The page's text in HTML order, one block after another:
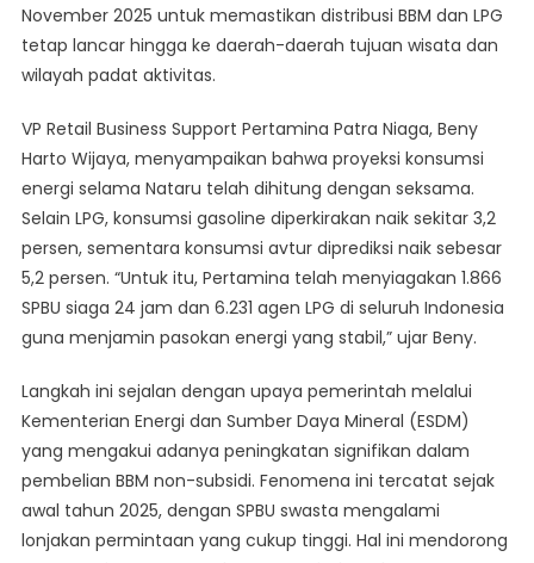
November 2025 untuk memastikan distribusi BBM dan LPG
tetap lancar hingga ke daerah-daerah tujuan wisata dan
wilayah padat aktivitas.
VP Retail Business Support Pertamina Patra Niaga, Beny
Harto Wijaya, menyampaikan bahwa proyeksi konsumsi
energi selama Nataru telah dihitung dengan seksama.
Selain LPG, konsumsi gasoline diperkirakan naik sekitar 3,2
persen, sementara konsumsi avtur diprediksi naik sebesar
5,2 persen. “Untuk itu, Pertamina telah menyiagakan 1.866
SPBU siaga 24 jam dan 6.231 agen LPG di seluruh Indonesia
guna menjamin pasokan energi yang stabil,” ujar Beny.
Langkah ini sejalan dengan upaya pemerintah melalui
Kementerian Energi dan Sumber Daya Mineral (ESDM)
yang mengakui adanya peningkatan signifikan dalam
pembelian BBM non-subsidi. Fenomena ini tercatat sejak
awal tahun 2025, dengan SPBU swasta mengalami
lonjakan permintaan yang cukup tinggi. Hal ini mendorong